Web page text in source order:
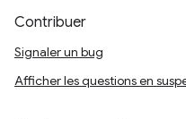
Contribuer
Signaler un bug
Afficher les questions en